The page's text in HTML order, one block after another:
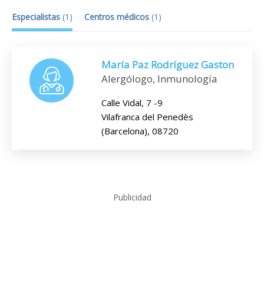
Especialistas (1 ) Centros médicos (1 )
María Paz Rodríguez Gaston
Alergólogo, Inmunología
Calle Vidal, 7 -9
Vilafranca del Penedès
(Barcelona), 08720
Publicidad